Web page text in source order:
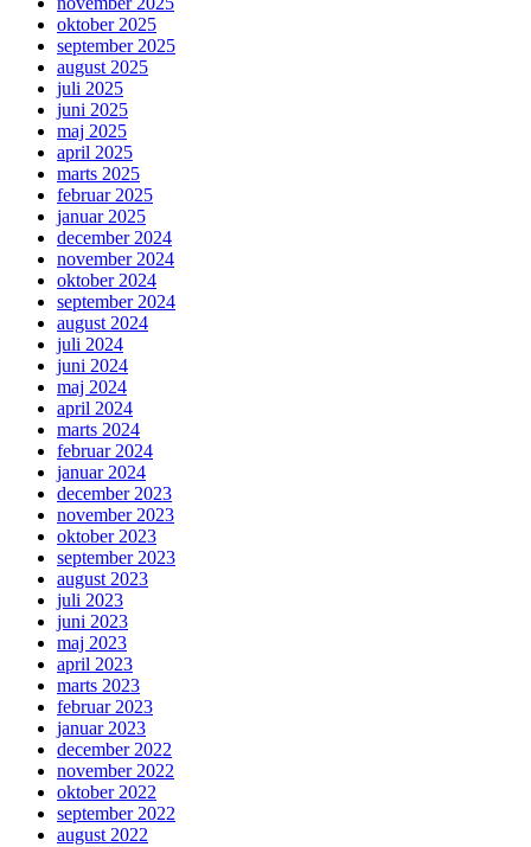
oktober 2025
september 2025
august 2025
juli 2025
juni 2025
maj 2025
april 2025
marts 2025
februar 2025
januar 2025
december 2024
november 2024
oktober 2024
september 2024
august 2024
juli 2024
juni 2024
maj 2024
april 2024
marts 2024
februar 2024
januar 2024
december 2023
november 2023
oktober 2023
september 2023
august 2023
juli 2023
juni 2023
maj 2023
april 2023
marts 2023
februar 2023
januar 2023
december 2022
november 2022
oktober 2022
september 2022
august 2022